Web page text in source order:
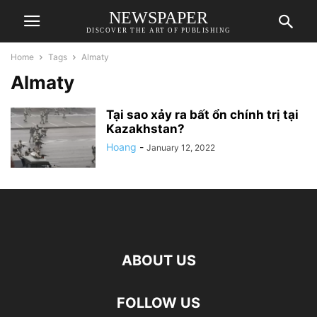
NEWSPAPER
DISCOVER THE ART OF PUBLISHING
Home Tags Almaty
Almaty
Tại sao xảy ra bất ổn chính trị tại
Kazakhstan?
Hoang - January 12, 2022
ABOUT US
FOLLOW US